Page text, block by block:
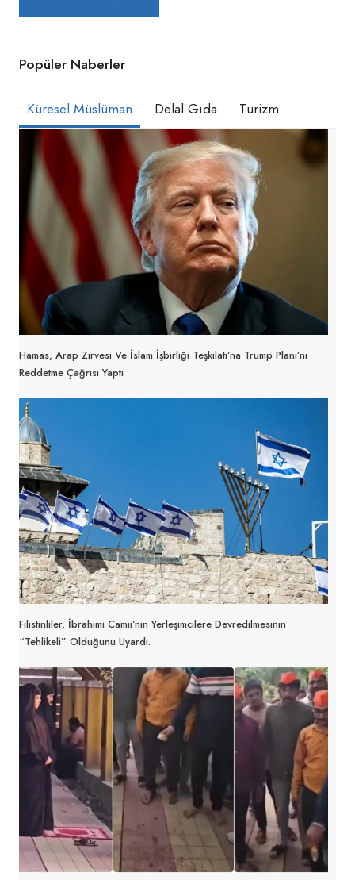
Popüler Naberler
Küresel Müslüman Delal Gıda Turizm
Hamas, Arap Zirvesi Ve İslam İşbirliği Teşkilatı’na Trump Planı’nı
Reddetme Çağrısı Yaptı
Filistinliler, İbrahimi Camii’nin Yerleşimcilere Devredilmesinin
“tehlikeli” Olduğunu Uyardı.